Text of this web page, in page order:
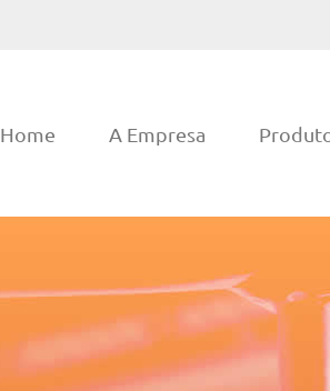
Home A Empresa